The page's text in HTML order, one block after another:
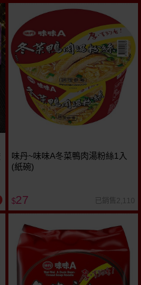
味丹~味味A冬菜鴨肉湯粉絲1入
(紙碗)
$27 已銷售2,110